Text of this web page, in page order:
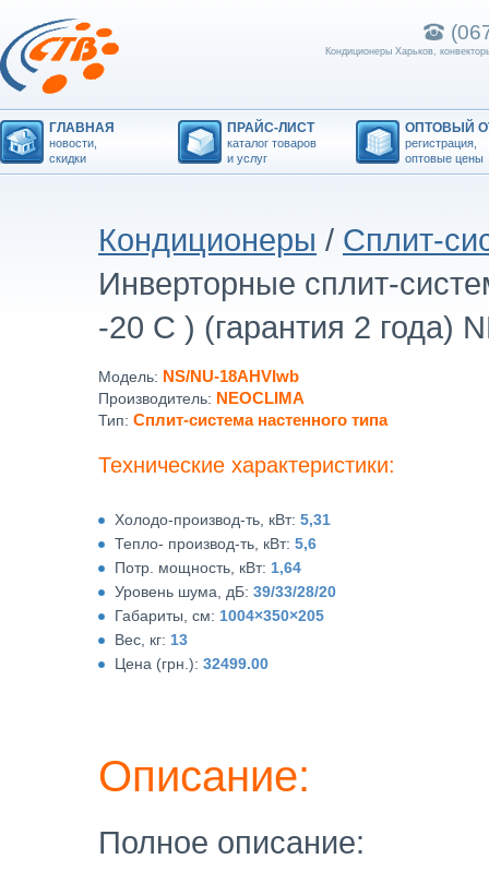
Кондиционеры Харьков,
ГЛАВНАЯ
новости,
скидки
ПРАЙС-ЛИСТ
каталог товаров
и услуг
ОПТОВЫЙ
регистрация,
оптовые цены
Кондиционеры / Сплит-
Инверторные сплит-
-20 C ) (гарантия 2 года)
Модель: NS/NU-18AHVIwb
Производитель: NEOCLIMA
Тип: Сплит-система настенного типа
Технические характеристики:
Холодо-производ-ть, кВт: 5,31
Тепло- производ-ть, кВт: 5,6
Потр. мощность, кВт: 1,64
Уровень шума, дБ: 39/33/28/20
Габариты, см: 1004×350×205
Вес, кг: 13
Цена (грн.): 32499.00
Описание:
Полное описание: